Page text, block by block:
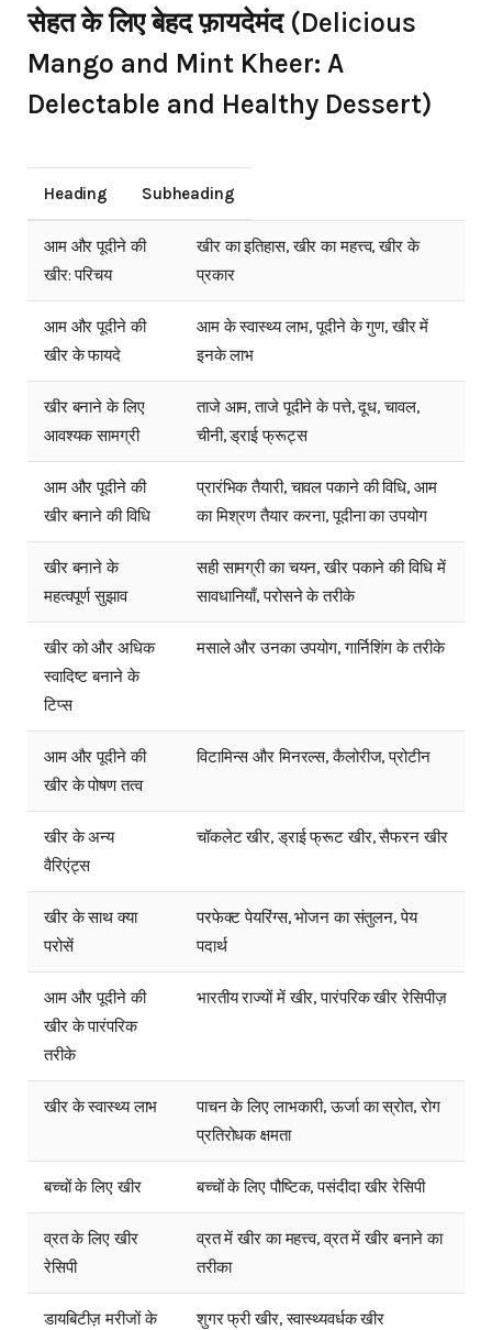
सेहत के लिए बेहद फ़ायदेमंद (Delicious
Mango and Mint Kheer: A
Delectable and Healthy Dessert)
Heading Subheading
आम और पूदीने की
खीर: परिचय
खीर का इतिहास, खीर का महत्त्व, खीर के
प्रकार
आम और पूदीने की
खीर के फायदे
आम के स्वास्थ्य लाभ, पूदीने के गुण, खीर में
इनके लाभ
खीर बनाने के लिए
आवश्यक सामग्री
ताजे आम, ताजे पूदीने के पत्ते, दूध, चावल,
चीनी, ड्राई फ्रूट्स
आम और पूदीने की
खीर बनाने की विधि
प्रारंभिक तैयारी, चावल पकाने की विधि, आम
का मिश्रण तैयार करना, पूदीना का उपयोग
खीर बनाने के
महत्वपूर्ण सुझाव
सही सामग्री का चयन, खीर पकाने की विधि में
सावधानियाँ, परोसने के तरीके
खीर को और अधिक
स्वादिष्ट बनाने के
टिप्स
मसाले और उनका उपयोग, गार्निशिंग के तरीके
आम और पूदीने की
खीर के पोषण तत्व
विटामिन्स और मिनरल्स, कैलोरीज, प्रोटीन
खीर के अन्य
वैरिएंट्स
चॉकलेट खीर, ड्राई फ्रूट खीर, सैफरन खीर
खीर के साथ क्या
परोसें
परफेक्ट पेयरिंग्स, भोजन का संतुलन, पेय
पदार्थ
आम और पूदीने की
खीर के पारंपरिक
तरीके
भारतीय राज्यों में खीर, पारंपरिक खीर रेसिपीज़
खीर के स्वास्थ्य लाभ
पाचन के लिए लाभकारी, ऊर्जा का स्रोत, रोग
प्रतिरोधक क्षमता
बच्चों के लिए खीर बच्चों के लिए पौष्टिक, पसंदीदा खीर रेसिपी
व्रत के लिए खीर
रेसिपी
व्रत में खीर का महत्त्व, व्रत में खीर बनाने का
तरीका
डायबिटीज़ मरीजों के
शुगर फ्री खीर, स्वास्थ्यवर्धक खीर